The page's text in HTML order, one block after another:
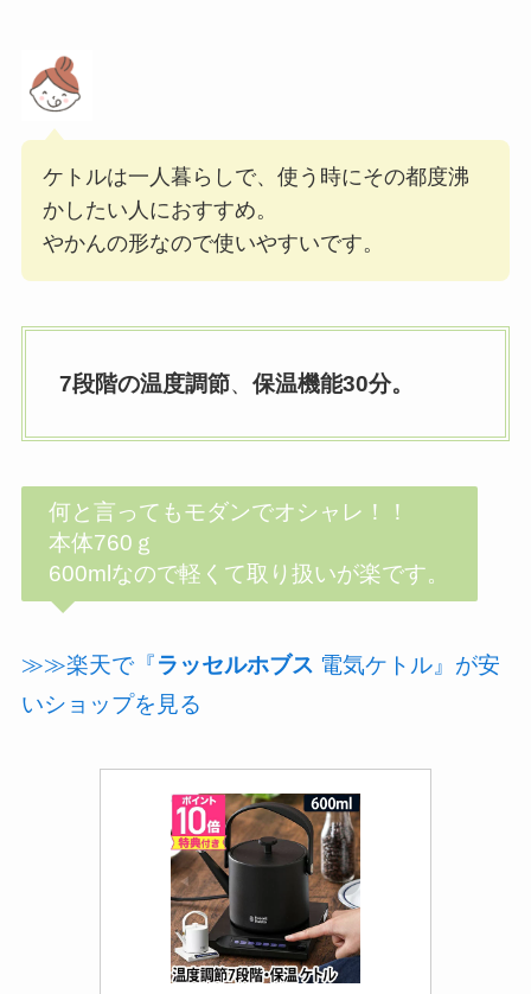
ケトルは一人暮らしで、使う時にその都度沸
かしたい人におすすめ。
やかんの形なので使いやすいです。
7段階の温度調節、保温機能30分。
何と言ってもモダンでオシャレ！！
本体760ｇ
600mlなので軽くて取り扱いが楽です。
≫≫楽天で『ラッセルホブス 電気ケトル』が安
いショップを見る